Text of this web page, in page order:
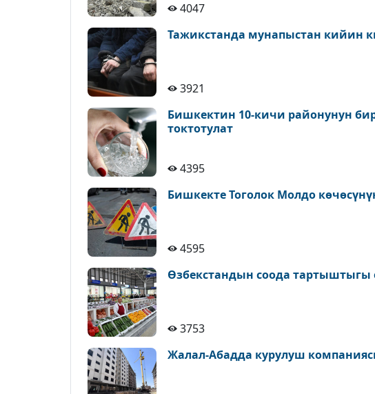
4047
Тажикстанда мунапыстан кийин
3921
Бишкектин 10-кичи районунун
токтотулат
4395
Бишкекте Тоголок Молдо
4595
Өзбекстандын соода тартыштыгы
3753
Жалал-Абадда курулуш